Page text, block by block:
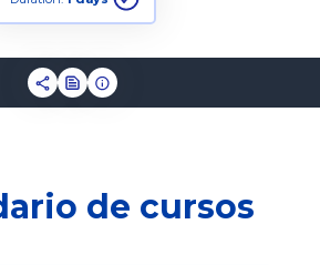
de cursos